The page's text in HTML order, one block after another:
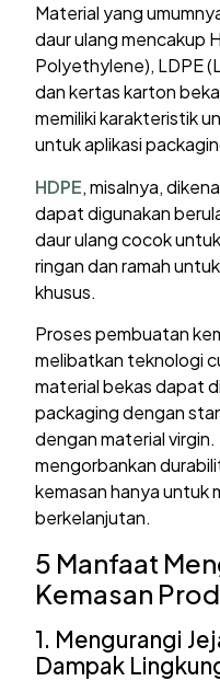
Material yang
daur ulang mencakup
Polyethylene), LDPE
dan kertas karton
memiliki karakteristik
untuk aplikasi
HDPE, misalnya,
dapat digunakan
daur ulang cocok
ringan dan ramah
khusus.
Proses pembuatan
melibatkan teknologi
material bekas dapat
packaging dengan
dengan material
mengorbankan
kemasan hanya untuk
berkelanjutan.
5 Manfaat
Kemasan
1. Mengurangi
Dampak